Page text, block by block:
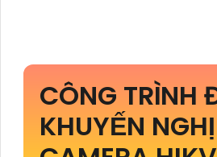
CÔNG TRÌNH
KHUYẾN NGHỊ